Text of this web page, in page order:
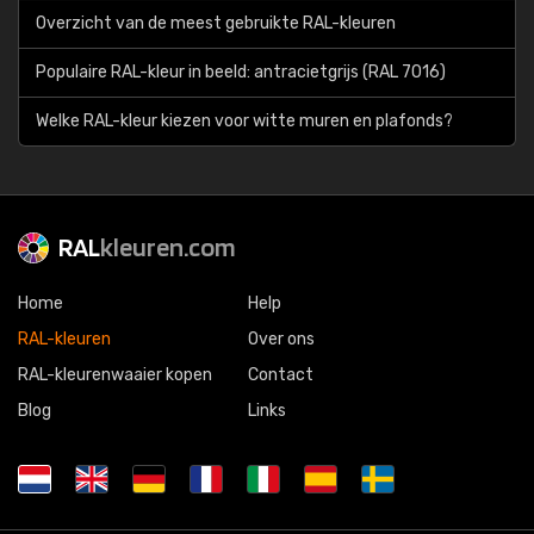
Overzicht van de meest gebruikte RAL-kleuren
Populaire RAL-kleur in beeld: antracietgrijs (RAL 7016)
Welke RAL-kleur kiezen voor witte muren en plafonds?
RALkleuren.com
Home
RAL-kleuren
RAL-kleurenwaaier kopen
Blog
Help
Over ons
Contact
Links